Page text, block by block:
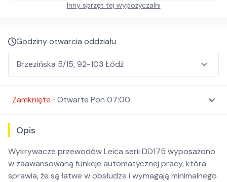
Inny sprzęt tej wypożyczalni
Godziny otwarcia oddziału
Zamknięte ⋅ Otwarte Pon 07:00
Opis
Wykrywacze przewodów Leica serii DD175 wyposażono
w zaawansowaną funkcje automatycznej pracy, która
sprawia, że są łatwe w obsłudze i wymagają minimalnego